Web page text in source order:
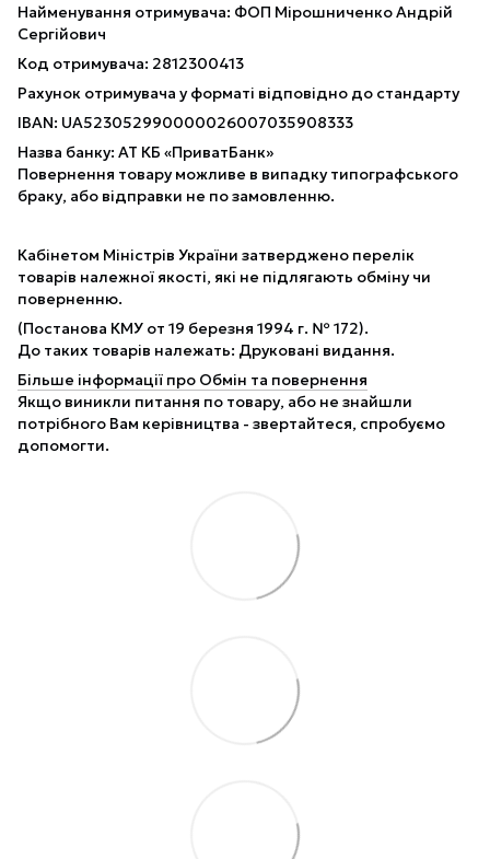
Найменування отримувача: ФОП Мірошниченко Андрій
Сергійович
Код отримувача: 2812300413
Рахунок отримувача у форматі відповідно до стандарту
IBAN: UA523052990000026007035908333
Назва банку: АТ КБ «ПриватБанк»
Повернення товару можливе в випадку типографського
браку, або відправки не по замовленню.
Кабінетом Міністрів України затверджено перелік
товарів належної якості, які не підлягають обміну чи
поверненню.
(Постанова КМУ от 19 березня 1994 г. № 172).
До таких товарів належать: Друковані видання.
Більше інформації про Обмін та повернення
Якщо виникли питання по товару, або не знайшли
потрібного Вам керівництва - звертайтеся, спробуємо
допомогти.